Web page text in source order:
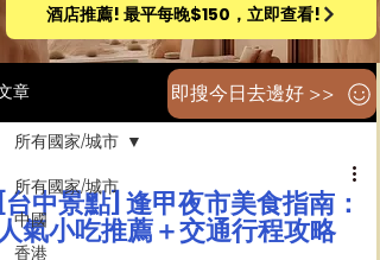
酒店推薦! 最平每晚$150，立即查看!
章
所有國家/城市
中國
香港
所有國家/城市
中景點] 逢甲夜市美食指南：
氣小吃推薦＋交通行程攻略
即搜今日去邊好 >>